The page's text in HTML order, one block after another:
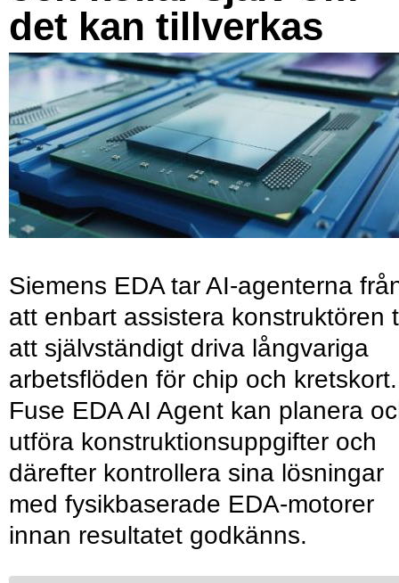
det kan tillverkas
Siemens EDA tar AI-agenterna
att enbart assistera konstruktören
att självständigt driva långvariga
arbetsflöden för chip och kretskort.
Fuse EDA AI Agent kan planera
utföra konstruktionsuppgifter och
därefter kontrollera sina lösningar
med fysikbaserade EDA-motorer
innan resultatet godkänns.